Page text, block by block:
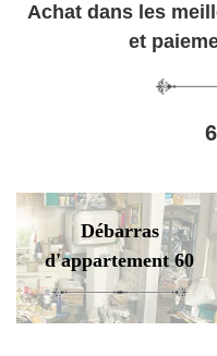
Achat dans les
et
Débarras
d'appartement 60